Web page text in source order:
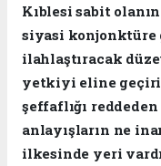
Kıblesi sabit
siyasi konjonktüre
ilahlaştıracak
yetkiyi eline
şeffaflığı
anlayışların ne
ilkesinde yeri